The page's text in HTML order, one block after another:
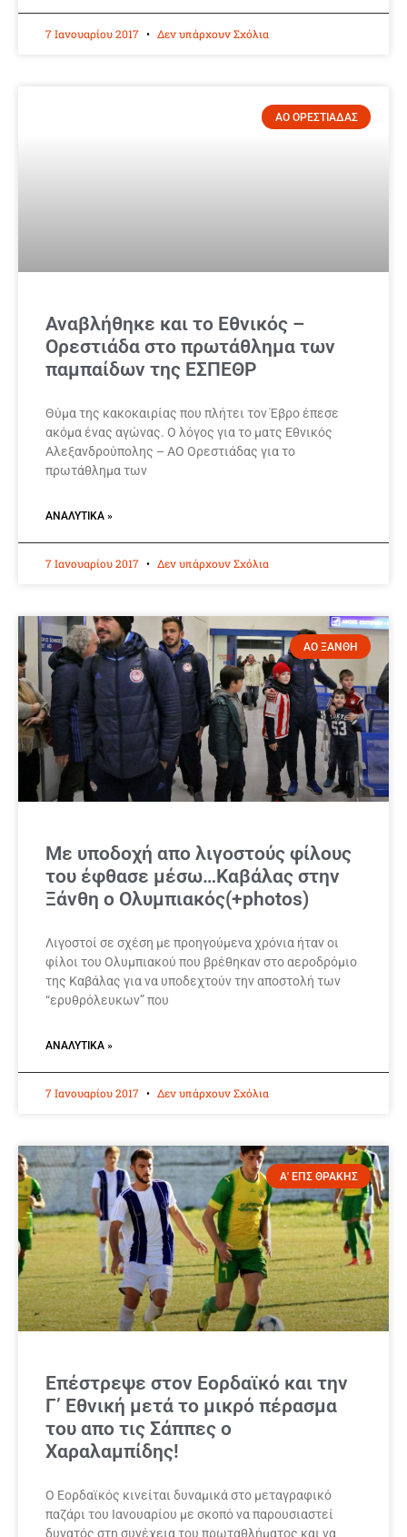
7 Ιανουαρίου 2017 Δεν υπάρχουν Σχόλια
ΑΟ ΟΡΕΣΤΙΑΔΑΣ
Αναβλήθηκε και το Εθνικός –
Ορεστιάδα στο πρωτάθλημα των
παμπαίδων της ΕΣΠΕΘΡ
Θύμα της κακοκαιρίας που πλήτει τον Έβρο έπεσε
ακόμα ένας αγώνας. Ο λόγος για το ματς Εθνικός
Αλεξανδρούπολης – ΑΟ Ορεστιάδας για το
πρωτάθλημα των
ΑΝΑΛΥΤΙΚΆ »
7 Ιανουαρίου 2017 Δεν υπάρχουν Σχόλια
ΑΟ ΞΑΝΘΗ
Με υποδοχή απο λιγοστούς φίλους
του έφθασε μέσω…Καβάλας στην
Ξάνθη ο Ολυμπιακός(+photos)
Λιγοστοί σε σχέση με προηγούμενα χρόνια ήταν οι
φίλοι του Ολυμπιακού που βρέθηκαν στο αεροδρόμιο
της Καβάλας για να υποδεχτούν την αποστολή των
“ερυθρόλευκων” που
ΑΝΑΛΥΤΙΚΆ »
7 Ιανουαρίου 2017 Δεν υπάρχουν Σχόλια
Α' ΕΠΣ ΘΡΑΚΗΣ
Επέστρεψε στον Εορδαϊκό και την
Γ’ Εθνική μετά το μικρό πέρασμα
του απο τις Σάππες ο
Χαραλαμπίδης!
Ο Εορδαϊκός κινείται δυναμικά στο μεταγραφικό
παζάρι του Ιανουαρίου με σκοπό να παρουσιαστεί
δυνατός στη συνέχεια του πρωταθλήματος και να